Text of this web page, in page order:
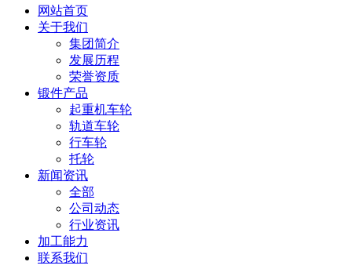
网站首页
关于我们
集团简介
发展历程
荣誉资质
锻件产品
起重机车轮
轨道车轮
行车轮
托轮
新闻资讯
全部
公司动态
行业资讯
加工能力
联系我们